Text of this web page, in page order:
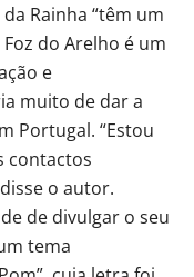
Rainha “têm um
do Arelho é um
e
muito de dar a
Portugal. “Estou
contactos
o autor.
de divulgar o seu
tema